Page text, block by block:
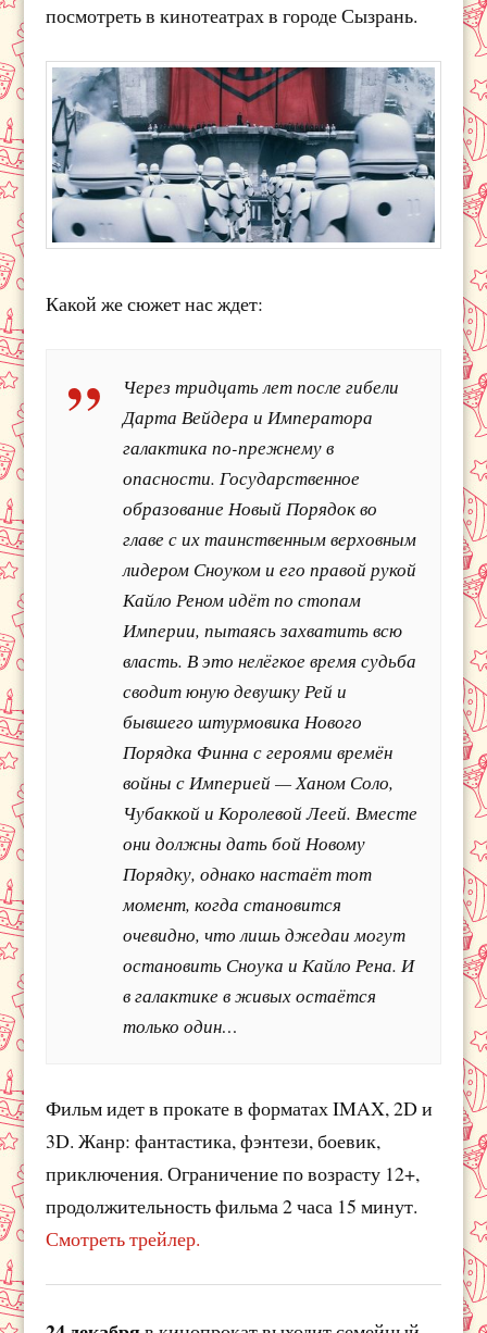
посмотреть в кинотеатрах в городе Сызрань.
Какой же сюжет нас ждет:
Через тридцать лет после гибели
Дарта Вейдера и Императора
галактика по-прежнему в
опасности. Государственное
образование Новый Порядок во
главе с их таинственным верховным
лидером Сноуком и его правой рукой
Кайло Реном идёт по стопам
Империи, пытаясь захватить всю
власть. В это нелёгкое время судьба
сводит юную девушку Рей и
бывшего штурмовика Нового
Порядка Финна с героями времён
войны с Империей — Ханом Соло,
Чубаккой и Королевой Леей. Вместе
они должны дать бой Новому
Порядку, однако настаёт тот
момент, когда становится
очевидно, что лишь джедаи могут
остановить Сноука и Кайло Рена. И
в галактике в живых остаётся
только один…
Фильм идет в прокате в форматах IMAX, 2D и
3D. Жанр: фантастика, фэнтези, боевик,
приключения. Ограничение по возрасту 12+,
продолжительность фильма 2 часа 15 минут.
Смотреть трейлер.